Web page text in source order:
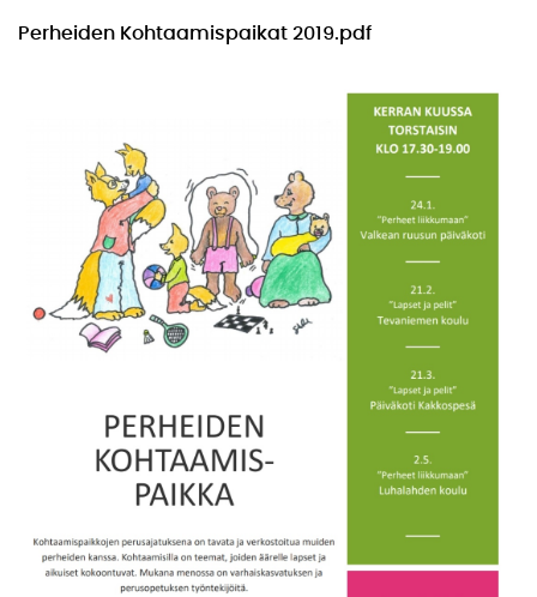
Perheiden Kohtaamispaikat 2019.pdf